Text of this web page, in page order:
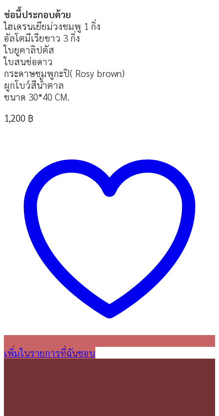
ช่อนี้ประกอบด้วย
ไฮเดรนเยียม่วงชมพู 1 กิ่ง
อัลโตมีเรียขาว 3 กิ่ง
ใบยูคาลิปตัส
ใบสนช่อดาว
กระดาษชมพูกะปิ( Rosy brown)
ผูกโบว์สีน้ำตาล
ขนาด 30*40 CM.
1,200 ฿
เพิ่มในรายการที่ฉันชอบ